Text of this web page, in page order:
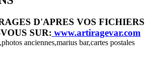
D'APRES VOS FICHIERS
SUR: www.artiragevar.com